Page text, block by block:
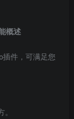
概述
插件，可满足您